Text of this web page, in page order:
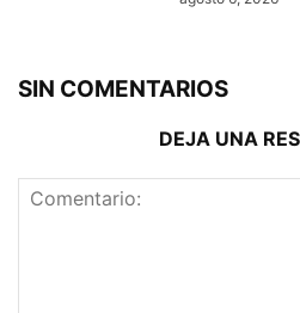
SIN COMENTARIOS
DEJA UNA